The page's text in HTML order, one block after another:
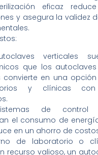
eficaz
y asegura la validez
verticales
que los autoclaves
convierte en una
y clínicas con
de control
el consumo de
en un ahorro de
de laboratorio o
recurso valioso, un